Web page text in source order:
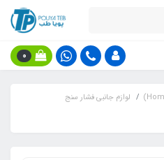
0
لوازم جانبی فشار سنج